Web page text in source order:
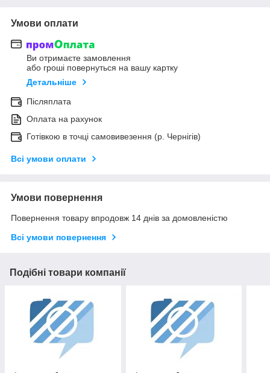
Умови оплати
Ви отримаєте замовлення
або гроші повернуться на вашу картку
Детальніше
Післяплата
Оплата на рахунок
Готівкою в точці самовивезення (р. Чернігів)
Всі умови оплати
Умови повернення
Повернення товару впродовж 14 днів за домовленістю
Всі умови повернення
Подібні товари компанії